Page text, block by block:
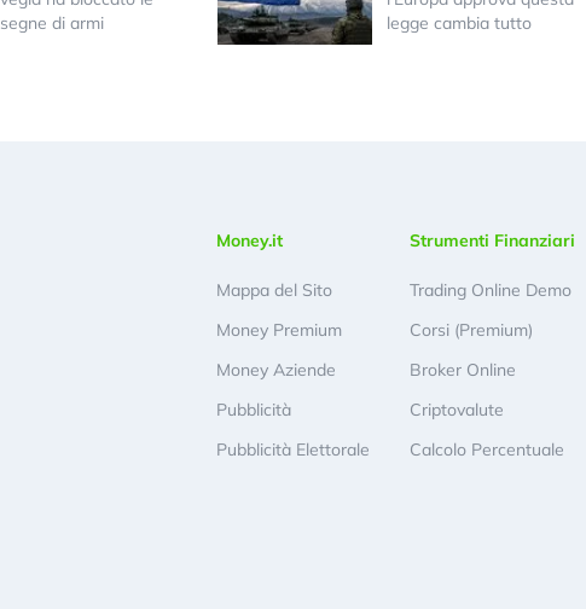
di armi
legge cambia tutto
Money.it
Mappa del Sito
Money Premium
Money Aziende
Pubblicità
Pubblicità Elettorale
Strumenti Finanziari
Trading Online Demo
Corsi (Premium)
Broker Online
Criptovalute
Calcolo Percentuale